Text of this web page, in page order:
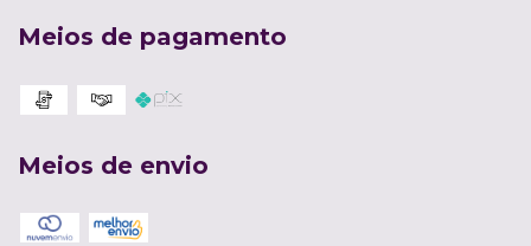
Meios de pagamento
Meios de envio